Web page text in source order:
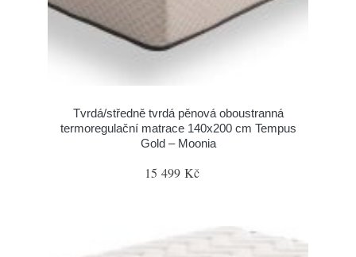
Tvrdá/středně tvrdá pěnová oboustranná
termoregulační matrace 140x200 cm Tempus
Gold – Moonia
15 499 Kč